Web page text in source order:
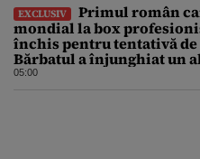
EXCLUSIV
Primul român
mondial la box
închis pentru tentativă
Bărbatul a înjunghiat un
interlop periculos
05:00